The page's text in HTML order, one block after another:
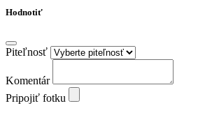
Hodnotiť
Piteľnosť
Komentár
Pripojiť fotku